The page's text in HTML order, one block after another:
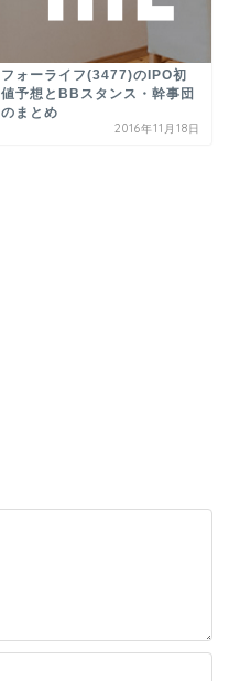
フォーライフ(3477)のIPO初
値予想とBBスタンス・幹事団
のまとめ
2016年11月18日